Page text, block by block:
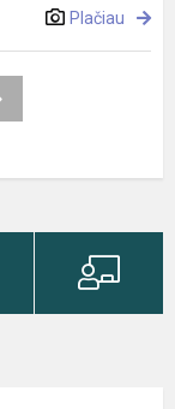
Plačiau